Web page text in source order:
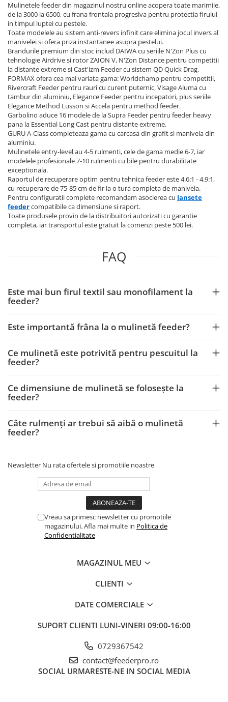
Mulinetele feeder din magazinul nostru online acopera toate marimile,
de la 3000 la 6500, cu frana frontala progresiva pentru protectia firului
in timpul luptei cu pestele.
Toate modelele au sistem anti-revers infinit care elimina jocul invers al
manivelei si ofera priza instantanee asupra pestelui.
Brandurile premium din stoc includ DAIWA cu seriile N'Zon Plus cu
tehnologie Airdrive si rotor ZAION V, N'Zon Distance pentru competitii
la distante extreme si Cast'izm Feeder cu sistem QD Quick Drag.
FORMAX ofera cea mai variata gama: Worldchamp pentru competitii,
Rivercraft Feeder pentru rauri cu curent puternic, Visage Aluma cu
tambur din aluminiu, Elegance Feeder pentru incepatori, plus seriile
Elegance Method Lusson si Accela pentru method feeder.
Garbolino aduce 16 modele de la Supra Feeder pentru feeder heavy
pana la Essential Long Cast pentru distante extreme.
GURU A-Class completeaza gama cu carcasa din grafit si manivela din
aluminiu.
Mulinetele entry-level au 4-5 rulmenti, cele de gama medie 6-7, iar
modelele profesionale 7-10 rulmenti cu bile pentru durabilitate
exceptionala.
Raportul de recuperare optim pentru tehnica feeder este 4.6:1 - 4.9:1,
cu recuperare de 75-85 cm de fir la o tura completa de manivela.
Pentru configuratii complete recomandam asocierea cu lansete
feedercompatibile ca dimensiune si raport.
Toate produsele provin de la distribuitori autorizati cu garantie
completa, iar transportul este gratuit la comenzi peste 500 lei.
FAQ
Este mai bun firul textil sau monofilament la
feeder?
Este importantă frâna la o mulinetă feeder?
Ce mulinetă este potrivită pentru pescuitul la
feeder?
Ce dimensiune de mulinetă se folosește la
feeder?
Câte rulmenți ar trebui să aibă o mulinetă
feeder?
Newsletter Nu rata ofertele si promotiile noastre
Vreau sa primesc newsletter cu promotiile
magazinului. Afla mai multe in Politica de
Confidentialitate
MAGAZINUL MEU
CLIENTI
DATE COMERCIALE
SUPORT CLIENTI LUNI-VINERI 09:00-16:00
0729367542
contact@feederpro.ro
SOCIAL URMARESTE-NE IN SOCIAL MEDIA